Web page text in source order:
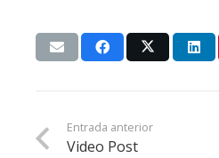
Entrada anterior
Video Post